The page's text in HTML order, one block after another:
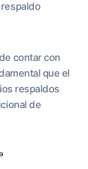
contar con
que el
respaldos
de